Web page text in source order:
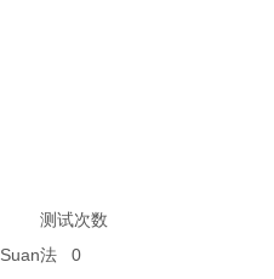
测试次数
Suan法 0